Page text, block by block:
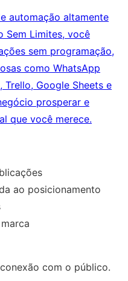
automação altamente
Sem Limites, você
sem programação,
como WhatsApp
Trello, Google Sheets e
prosperar e
que você merece.
ao posicionamento
com o público.